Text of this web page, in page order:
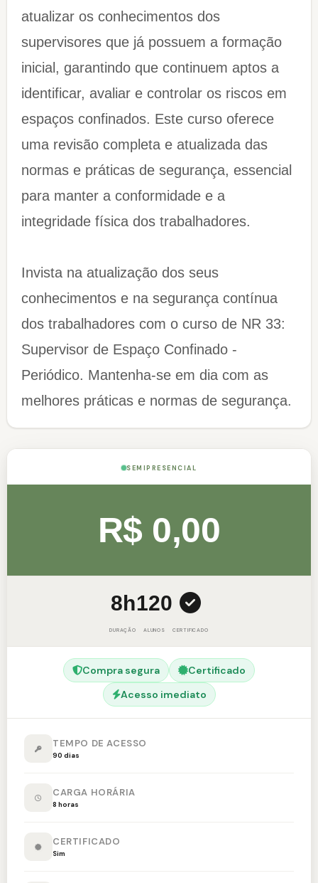
atualizar os conhecimentos dos
supervisores que já possuem a formação
inicial, garantindo que continuem aptos a
identificar, avaliar e controlar os riscos em
espaços confinados. Este curso oferece
uma revisão completa e atualizada das
normas e práticas de segurança, essencial
para manter a conformidade e a
integridade física dos trabalhadores.
Invista na atualização dos seus
conhecimentos e na segurança contínua
dos trabalhadores com o curso de NR 33:
Supervisor de Espaço Confinado -
Periódico. Mantenha-se em dia com as
melhores práticas e normas de segurança.
SEMIPRESENCIAL
R$ 0,00
8h
DURAÇÃO
120
ALUNOS CERTIFICADO
Compra segura
Certificado
Acesso imediato
TEMPO DE ACESSO
90 dias
CARGA HORÁRIA
8 horas
CERTIFICADO
Sim